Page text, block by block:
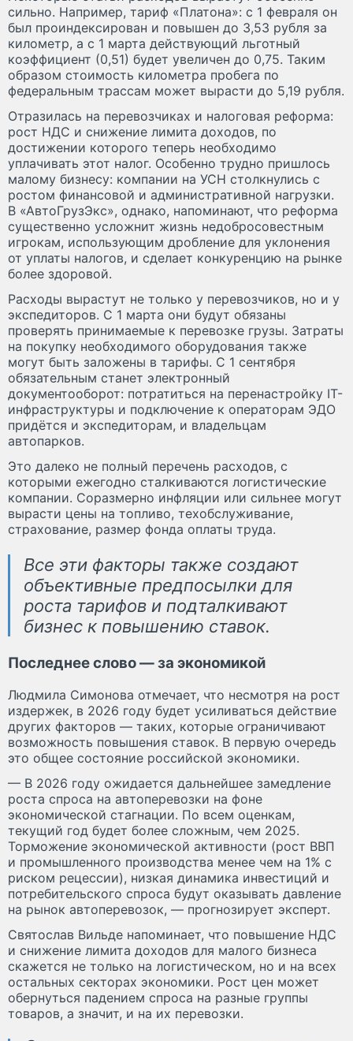
сильно. Например, тариф «Платона»: с 1 февраля он
был проиндексирован и повышен до 3,53 рубля за
километр, а с 1 марта действующий льготный
коэффициент (0,51) будет увеличен до 0,75. Таким
образом стоимость километра пробега по
федеральным трассам может вырасти до 5,19 рубля.
Отразилась на перевозчиках и налоговая реформа:
рост НДС и снижение лимита доходов, по
достижении которого теперь необходимо
уплачивать этот налог. Особенно трудно пришлось
малому бизнесу: компании на УСН столкнулись с
ростом финансовой и административной нагрузки.
В «АвтоГрузЭкс», однако, напоминают, что реформа
существенно усложнит жизнь недобросовестным
игрокам, использующим дробление для уклонения
от уплаты налогов, и сделает конкуренцию на рынке
более здоровой.
Расходы вырастут не только у перевозчиков, но и у
экспедиторов. С 1 марта они будут обязаны
проверять принимаемые к перевозке грузы. Затраты
на покупку необходимого оборудования также
могут быть заложены в тарифы. С 1 сентября
обязательным станет электронный
документооборот: потратиться на перенастройку IT-
инфраструктуры и подключение к операторам ЭДО
придётся и экспедиторам, и владельцам
автопарков.
Это далеко не полный перечень расходов, с
которыми ежегодно сталкиваются логистические
компании. Соразмерно инфляции или сильнее могут
вырасти цены на топливо, техобслуживание,
страхование, размер фонда оплаты труда.
Все эти факторы также создают
объективные предпосылки для
роста тарифов и подталкивают
бизнес к повышению ставок.
Последнее слово — за экономикой
Людмила Симонова отмечает, что несмотря на рост
издержек, в 2026 году будет усиливаться действие
других факторов — таких, которые ограничивают
возможность повышения ставок. В первую очередь
это общее состояние российской экономики.
— В 2026 году ожидается дальнейшее замедление
роста спроса на автоперевозки на фоне
экономической стагнации. По всем оценкам,
текущий год будет более сложным, чем 2025.
Торможение экономической активности (рост ВВП
и промышленного производства менее чем на 1% с
риском рецессии), низкая динамика инвестиций и
потребительского спроса будут оказывать давление
на рынок автоперевозок, — прогнозирует эксперт.
Святослав Вильде напоминает, что повышение НДС
и снижение лимита доходов для малого бизнеса
скажется не только на логистическом, но и на всех
остальных секторах экономики. Рост цен может
обернуться падением спроса на разные группы
товаров, а значит, и на их перевозки.